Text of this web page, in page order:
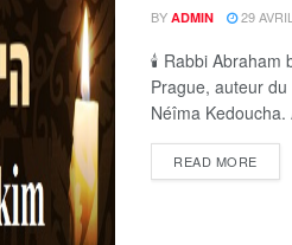
BY ADMIN 29
🕯 Rabbi Abraham
Prague, auteur
Néîma Kedoucha.
READ MORE